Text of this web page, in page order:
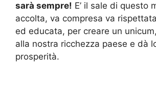
sarà sempre! E’ il sale di questo
accolta, va compresa va
ed educata, per creare un
alla nostra ricchezza paese e dà
prosperità.